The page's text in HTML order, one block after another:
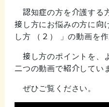
認知症の方を介護する
接し方にお悩みの方に向
し方 （２） 」の動画を作
接し方のポイントを、
二つの動画で紹介してい
ぜひご覧ください。